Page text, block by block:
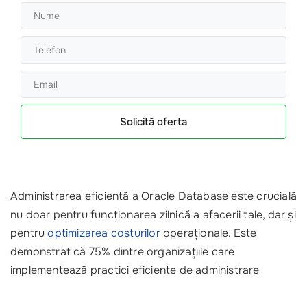
Solicită oferta
Administrarea eficientă a Oracle Database este crucială
nu doar pentru funcționarea zilnică a afacerii tale, dar și
pentruoptimizarea costuriloroperaționale. Este
demonstrat că 75% dintre organizațiile care
implementează practici eficiente de administrare